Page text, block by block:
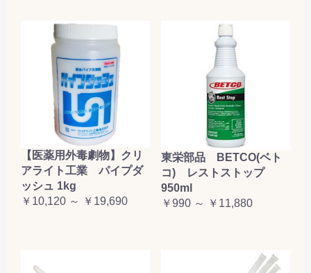
【医薬用外毒劇物】クリ
アライト工業 パイプダ
ッシュ 1kg
￥10,120 ～ ￥19,690
東栄部品 BETCO(ベト
コ) レストストップ
950ml
￥990 ～ ￥11,880